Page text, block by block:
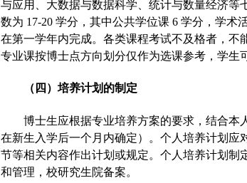
与应用、大数据与数据科学、统计与数量经济
数为 17-20 学分，其中公共学位课 6 学分，学术
在第一学年内完成。各类课程考试不及格者，不
专业课按博士点方向划分仅作为选课参考，学生
（四）培养计划的制定
博士生应根据专业培养方案的要求，结合本
在新生入学后一个月内确定）。个人培养计划
节等相关内容作出计划或规定。个人培养计划
和管理，校研究生院备案。